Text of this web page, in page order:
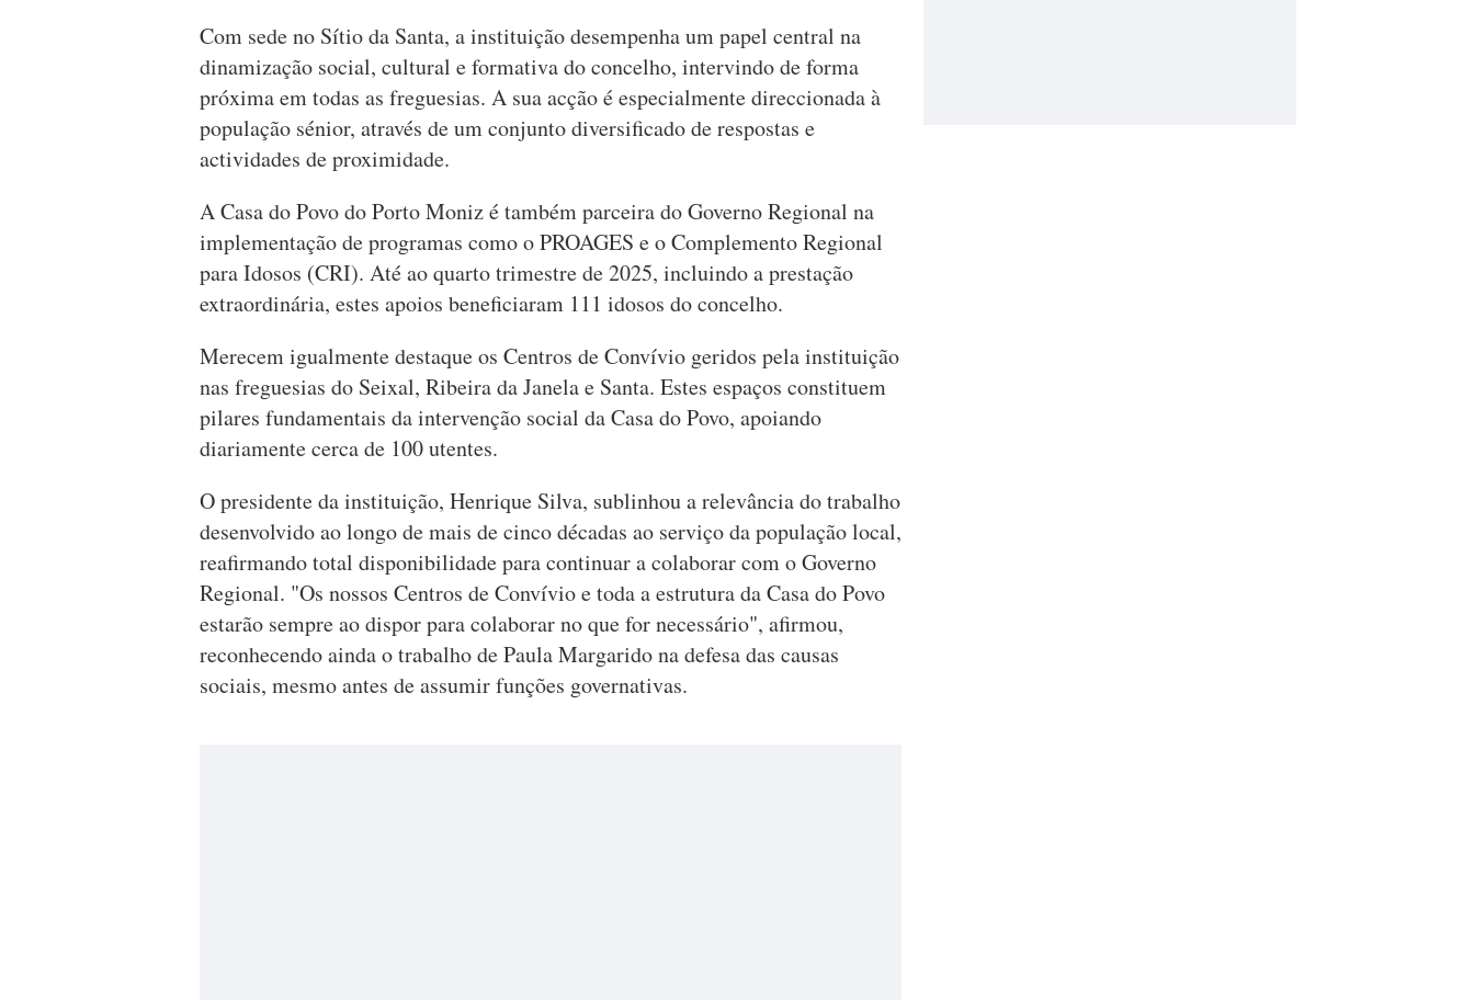
Com sede no Sítio da Santa, a instituição desempenha um papel central na
dinamização social, cultural e formativa do concelho, intervindo de forma
próxima em todas as freguesias. A sua acção é especialmente direccionada à
população sénior, através de um conjunto diversificado de respostas e
actividades de proximidade.
A Casa do Povo do Porto Moniz é também parceira do Governo Regional na
implementação de programas como o PROAGES e o Complemento Regional
para Idosos (CRI). Até ao quarto trimestre de 2025, incluindo a prestação
extraordinária, estes apoios beneficiaram 111 idosos do concelho.
Merecem igualmente destaque os Centros de Convívio geridos pela instituição
nas freguesias do Seixal, Ribeira da Janela e Santa. Estes espaços constituem
pilares fundamentais da intervenção social da Casa do Povo, apoiando
diariamente cerca de 100 utentes.
O presidente da instituição, Henrique Silva, sublinhou a relevância do trabalho
desenvolvido ao longo de mais de cinco décadas ao serviço da população local,
reafirmando total disponibilidade para continuar a colaborar com o Governo
Regional. "Os nossos Centros de Convívio e toda a estrutura da Casa do Povo
estarão sempre ao dispor para colaborar no que for necessário", afirmou,
reconhecendo ainda o trabalho de Paula Margarido na defesa das causas
sociais, mesmo antes de assumir funções governativas.